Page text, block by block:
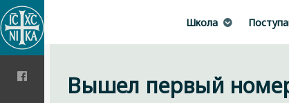
Школа
Вышел первый